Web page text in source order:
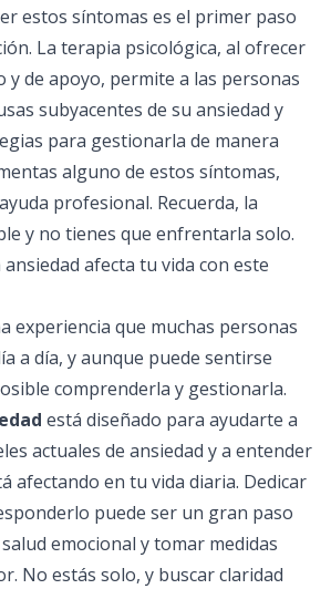
estos síntomas es el primer paso
La terapia psicológica, al ofrecer
y de apoyo, permite a las personas
subyacentes de su ansiedad y
para gestionarla de manera
alguno de estos síntomas,
profesional. Recuerda, la
y no tienes que enfrentarla solo.
afecta tu vida con este
experiencia que muchas personas
a día, y aunque puede sentirse
comprenderla y gestionarla.
está diseñado para ayudarte a
actuales de ansiedad y a entender
afectando en tu vida diaria. Dedicar
puede ser un gran paso
emocional y tomar medidas
No estás solo, y buscar claridad